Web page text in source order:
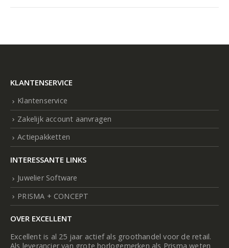
KLANTENSERVICE
Klantenservice
Zakelijk account aanvragen
Actiepakketten
INTERESSANTE LINKS
Juwelier Software
PRISMA + CONCEPT
OVER EXCELLENT
Excellent is al 25 jaar actief als groothandel voor de retail.
Als leverancier van grote horlogemerken als Prisma weten